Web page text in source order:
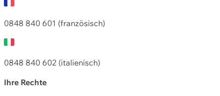
0848 840 601 (französisch)
0848 840 602 (italienisch)
Ihre Rechte